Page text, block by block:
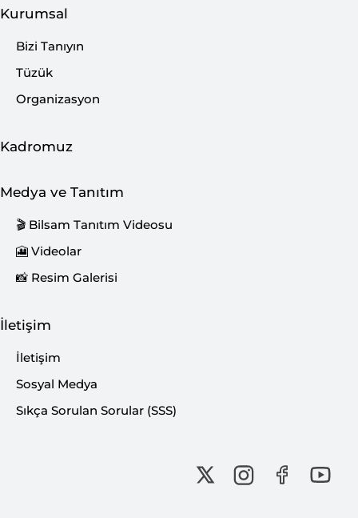
Kurumsal
Bizi Tanıyın
Tüzük
Organizasyon
Kadromuz
Medya ve Tanıtım
🎬 Bilsam Tanıtım Videosu
🎦 Videolar
📸 Resim Galerisi
İletişim
İletişim
Sosyal Medya
Sıkça Sorulan Sorular (SSS)
edebiyat üzerine söylesi
gerçekleştiren Tufan, söyleşi
sonunda BİLSAM’a, nazik
davetinden dolayı misafirlere ise
katılımlarından dolayı tesekkür
ederek kitaplarını imzaladı…